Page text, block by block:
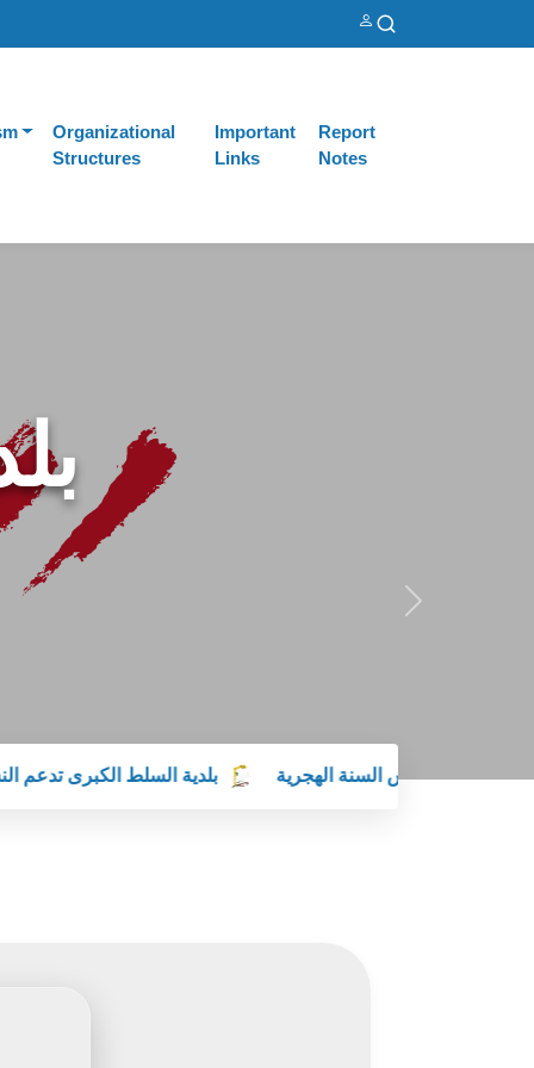
Organizational
Structures
Important
Links
Report
Notes